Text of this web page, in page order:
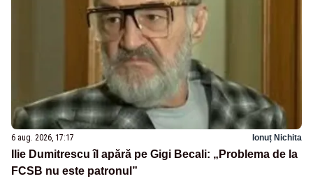
6 aug. 2026, 17:17 Ionuț Nichita
Ilie Dumitrescu îl apără pe Gigi Becali: „Problema de la
FCSB nu este patronul”